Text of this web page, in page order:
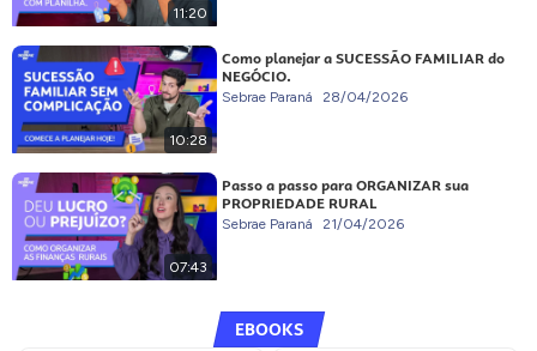
11:20
10:28
Como planejar a SUCESSÃO FAMILIAR do
NEGÓCIO.
Sebrae Paraná 28/04/2026
07:43
Passo a passo para ORGANIZAR sua
PROPRIEDADE RURAL
Sebrae Paraná 21/04/2026
EBOOKS